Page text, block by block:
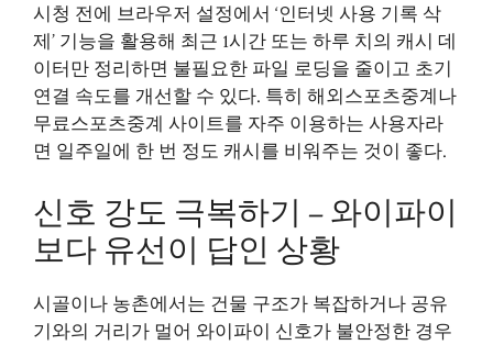
시청 전에 브라우저 설정에서 ‘인터넷 사용 기록 삭
제’ 기능을 활용해 최근 1시간 또는 하루 치의 캐시 데
이터만 정리하면 불필요한 파일 로딩을 줄이고 초기
연결 속도를 개선할 수 있다. 특히 해외스포츠중계나
무료스포츠중계 사이트를 자주 이용하는 사용자라
면 일주일에 한 번 정도 캐시를 비워주는 것이 좋다.
신호 강도 극복하기 – 와이파이
보다 유선이 답인 상황
시골이나 농촌에서는 건물 구조가 복잡하거나 공유
기와의 거리가 멀어 와이파이 신호가 불안정한 경우